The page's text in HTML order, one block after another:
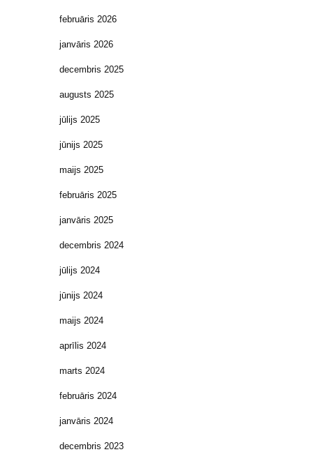
februāris 2026
janvāris 2026
decembris 2025
augusts 2025
jūlijs 2025
jūnijs 2025
maijs 2025
februāris 2025
janvāris 2025
decembris 2024
jūlijs 2024
jūnijs 2024
maijs 2024
aprīlis 2024
marts 2024
februāris 2024
janvāris 2024
decembris 2023